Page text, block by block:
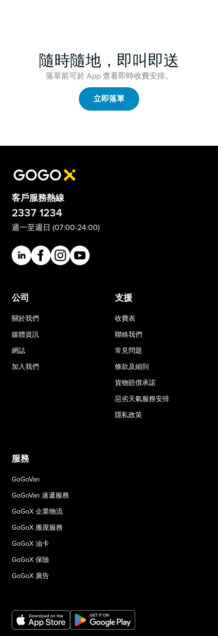
隨時隨地，即叫即送
落單前可於 App 查看即時收費安排。
立即落單
客戶服務熱線
2337 1234
週一至週日 (07:00-24:00)
公司
關於我們
媒體資訊
網誌
加入我們
服務
GoGoVan
GoGoVan 速遞服務
GoGoX 企業物流
GoGoX 搬屋服務
GoGoX 油卡
GoGoX 保險
GoGoX 廣告
支援
收費表
聯絡我們
常見問題
條款及細則
貨物賠償承諾
惡劣天氣服務安排
隱私政策